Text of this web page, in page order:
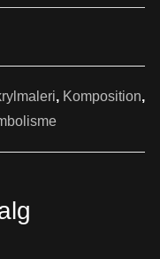
, Komposition,